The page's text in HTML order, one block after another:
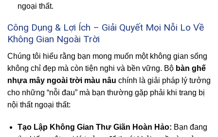
ngoại thất.
Công Dụng & Lợi Ích – Giải Quyết Mọi Nỗi Lo Về
Không Gian Ngoài Trời
Chúng tôi hiểu rằng bạn mong muốn một không gian sống
không chỉ đẹp mà còn tiện nghi và bền vững. Bộ bàn ghế
nhựa mây ngoài trời màu nâu chính là giải pháp lý tưởng
cho những “nỗi đau” mà bạn thường gặp phải khi trang bị
nội thất ngoại thất:
Tạo Lập Không Gian Thư Giãn Hoàn Hảo: Bạn đang